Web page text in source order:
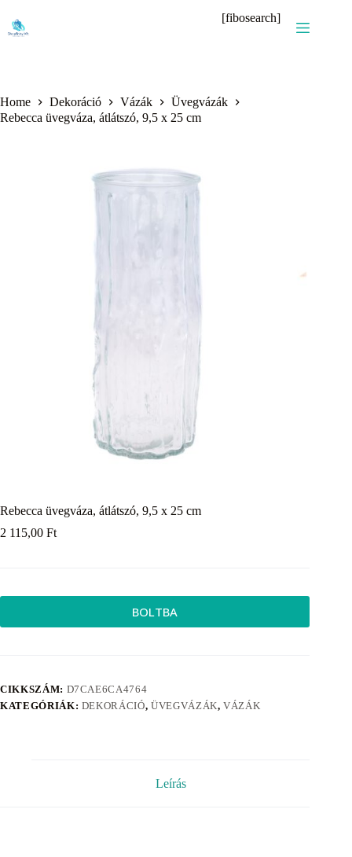
content
[fibosearch]
Home Dekoráció Vázák
Üvegvázák
Rebecca üvegváza, átlátszó, 9,5 x 25 cm
Rebecca üvegváza, átlátszó, 9,5 x 25 cm
2 115,00 Ft
BOLTBA
CIKKSZÁM: D7CAE6CA4764
KATEGÓRIÁK: DEKORÁCIÓ, ÜVEGVÁZÁK,VÁZÁK
Leírás